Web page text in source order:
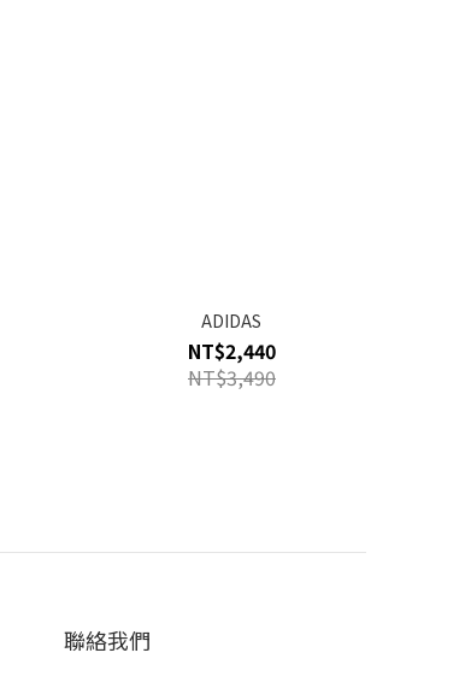
ADIDAS
NT$2,440
NT$3,490
聯絡我們